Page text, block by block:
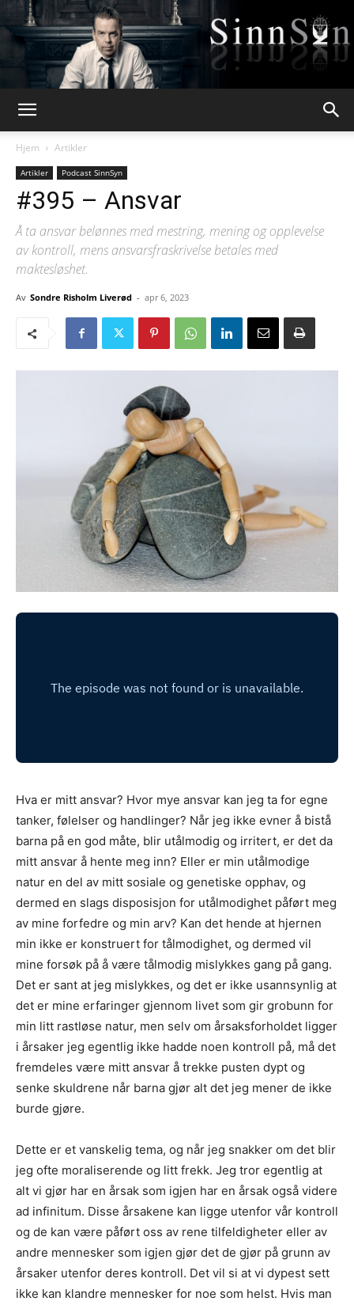
Hjem
Artikler
Artikler Podcast SinnSyn
#395 – Ansvar
Å ta ansvar belønnes med mestring, mening og opplevelse
av kontroll, mens ansvarsfraskrivelse betales med
maktesløshet.
Av Sondre Risholm Liverød - apr 6, 2023
Hva er mitt ansvar? Hvor mye ansvar kan jeg ta for egne
tanker, følelser og handlinger? Når jeg ikke evner å bistå
barna på en god måte, blir utålmodig og irritert, er det da
mitt ansvar å hente meg inn? Eller er min utålmodige
natur en del av mitt sosiale og genetiske opphav, og
dermed en slags disposisjon for utålmodighet påført meg
av mine forfedre og min arv? Kan det hende at hjernen
min ikke er konstruert for tålmodighet, og dermed vil
mine forsøk på å være tålmodig mislykkes gang på gang.
Det er sant at jeg mislykkes, og det er ikke usannsynlig at
det er mine erfaringer gjennom livet som gir grobunn for
min litt rastløse natur, men selv om årsaksforholdet ligger
i årsaker jeg egentlig ikke hadde noen kontroll på, må det
fremdeles være mitt ansvar å trekke pusten dypt og
senke skuldrene når barna gjør alt det jeg mener de ikke
burde gjøre.
Dette er et vanskelig tema, og når jeg snakker om det blir
jeg ofte moraliserende og litt frekk. Jeg tror egentlig at
alt vi gjør har en årsak som igjen har en årsak også videre
ad infinitum. Disse årsakene kan ligge utenfor vår kontroll
og de kan være påført oss av rene tilfeldigheter eller av
andre mennesker som igjen gjør det de gjør på grunn av
årsaker utenfor deres kontroll. Det vil si at vi dypest sett
ikke kan klandre mennesker for noe som helst. Hvis man